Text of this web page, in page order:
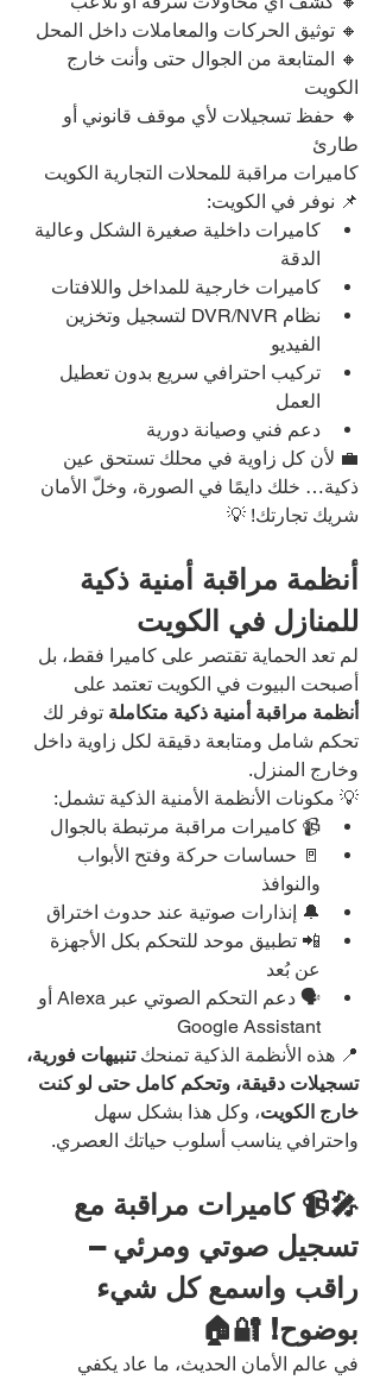
🔸 توثيق الحركات والمعاملات داخل المحل
🔸 المتابعة من الجوال حتى وأنت خارج
الكويت
🔸 حفظ تسجيلات لأي موقف قانوني أو
طارئ
كاميرات مراقبة للمحلات التجارية الكويت
📌 نوفر في الكويت:
كاميرات داخلية صغيرة الشكل وعالية
الدقة
كاميرات خارجية للمداخل واللافتات
نظام DVR/NVR لتسجيل وتخزين
الفيديو
تركيب احترافي سريع بدون تعطيل
العمل
دعم فني وصيانة دورية
💼 لأن كل زاوية في محلك تستحق عين
ذكية… خلك دايمًا في الصورة، وخلّ الأمان
شريك تجارتك! 💡
أنظمة مراقبة أمنية ذكية
للمنازل في الكويت
لم تعد الحماية تقتصر على كاميرا فقط، بل
أصبحت البيوت في الكويت تعتمد على
أنظمة مراقبة أمنية ذكية متكاملة توفر لك
تحكم شامل ومتابعة دقيقة لكل زاوية داخل
وخارج المنزل.
💡 مكونات الأنظمة الأمنية الذكية تشمل:
📹 كاميرات مراقبة مرتبطة بالجوال
🚪 حساسات حركة وفتح الأبواب
والنوافذ
🔔 إنذارات صوتية عند حدوث اختراق
📲 تطبيق موحد للتحكم بكل الأجهزة
عن بُعد
🗣️ دعم التحكم الصوتي عبر Alexa أو
Google Assistant
📍 هذه الأنظمة الذكية تمنحك تنبيهات فورية،
تسجيلات دقيقة، وتحكم كامل حتى لو كنت
خارج الكويت، وكل هذا بشكل سهل
واحترافي يناسب أسلوب حياتك العصري.
🎤📹 كاميرات مراقبة مع
تسجيل صوتي ومرئي –
راقب واسمع كل شيء
بوضوح! 🔐🏠
في عالم الأمان الحديث، ما عاد يكفي